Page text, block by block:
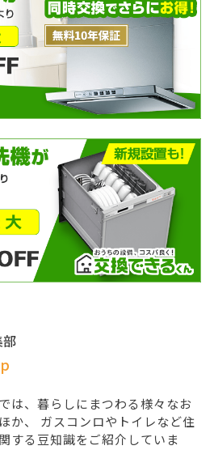
は、暮らしにまつわる様々なお
か、 ガスコンロやトイレなど住
する豆知識をご紹介していま